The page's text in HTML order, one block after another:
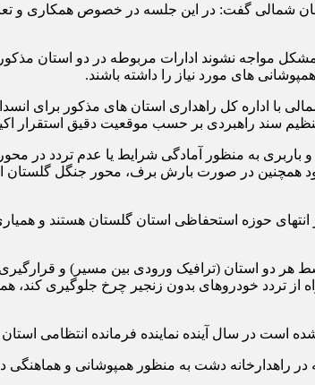
شمالی گفت: در این جلسه در خصوص همکاری و
مواجه نشوند ادارات مربوطه در دو استان
های مورد نیاز را داشته باشند.
با اداره کل راهداری استان های مذکور برای
سند راهبردی بر حسب موقعیت دقیق استقرار
به منظور آمادگی شرایط یا عدم تردد در
همچنین در صورت بارش برف، محور جنگل
حوزه استحفاظی استان گلستان هستند و
هر دو استان (ترافیک ورودی بین مسیر) و
تردد خودروهای بدون زنجیر چرخ جلوگیری کند،
است در سال آینده نماینده فرمانده انتظامی
راهدارخانه دشت به منظور همپوشانی و